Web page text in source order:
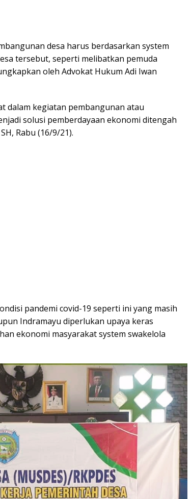
desa harus berdasarkan system
tersebut, seperti melibatkan pemuda
oleh Advokat Hukum Adi Iwan
dalam kegiatan pembangunan atau
solusi pemberdayaan ekonomi ditengah
Rabu (16/9/21).
pandemi covid-19 seperti ini yang masih
Indramayu diperlukan upaya keras
ekonomi masyarakat system swakelola